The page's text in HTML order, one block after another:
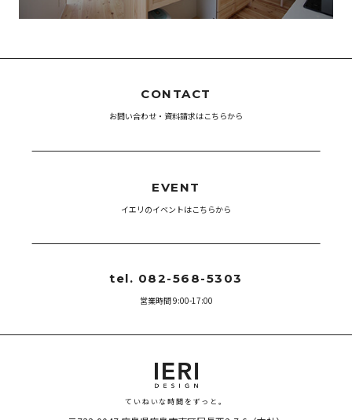
CONTACT
お問い合わせ・資料請求はこちらから
EVENT
イエリのイベントはこちらから
tel. 082-568-5303
営業時間 9:00-17:00
ていねいな時間をずっと。